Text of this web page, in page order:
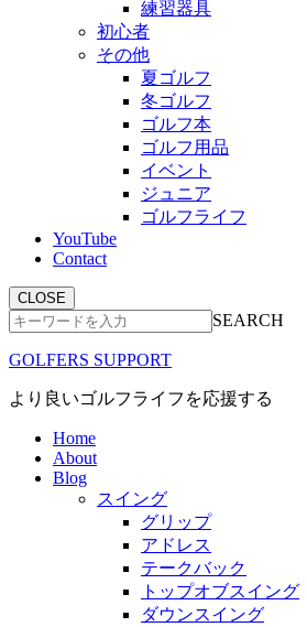
練習器具
初心者
その他
夏ゴルフ
冬ゴルフ
ゴルフ本
ゴルフ用品
イベント
ジュニア
ゴルフライフ
YouTube
Contact
CLOSE
SEARCH
GOLFERS SUPPORT
より良いゴルフライフを応援する
Home
About
Blog
スイング
グリップ
アドレス
テークバック
トップオブスイング
ダウンスイング